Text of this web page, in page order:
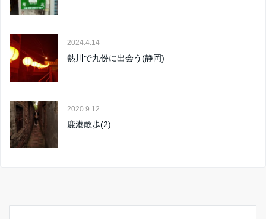
2024.4.14
熱川で九份に出会う(静岡)
2020.9.12
鹿港散歩(2)